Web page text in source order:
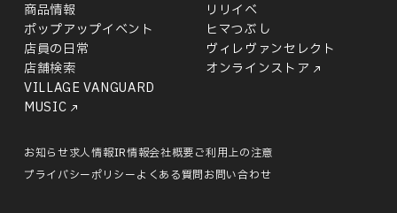
商品情報
リリイベ
ポップアップイベント
ヒマつぶし
店員の日常
ヴィレヴァンセレクト
店舗検索
オンラインストア
VILLAGE VANGUARD
MUSIC
お知らせ求人情報IR情報会社概要ご利用上の注意
プライバシーポリシーよくある質問お問い合わせ